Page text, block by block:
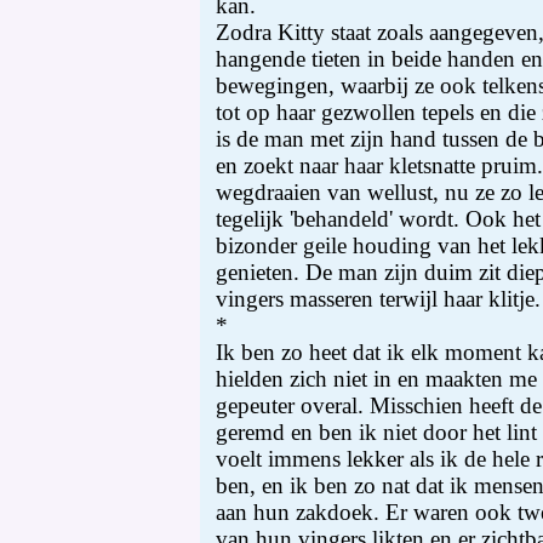
kan.
Zodra Kitty staat zoals
hangende tieten in beide handen
bewegingen, waarbij ze ook
tot op haar gezwollen tepels en die
is de man met zijn hand tussen
en zoekt naar haar kletsnatte
wegdraaien van wellust, nu ze zo
tegelijk 'behandeld' wordt. Ook
bizonder geile houding van het
genieten. De man zijn duim zit
vingers masseren terwijl haar klitje.
*
Ik ben zo heet dat ik elk moment
hielden zich niet in en maakten
gepeuter overal. Misschien heeft
geremd en ben ik niet door het
voelt immens lekker als ik de hele
ben, en ik ben zo nat dat ik
aan hun zakdoek. Er waren ook